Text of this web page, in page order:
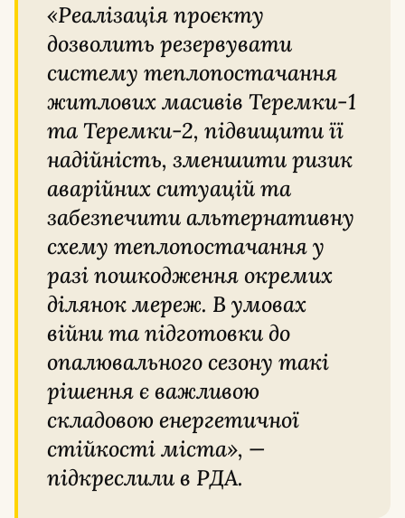
«Реалізація проєкту
дозволить резервувати
систему теплопостачання
житлових масивів Теремки-1
та Теремки-2, підвищити її
надійність, зменшити ризик
аварійних ситуацій та
забезпечити альтернативну
схему теплопостачання у
разі пошкодження окремих
ділянок мереж. В умовах
війни та підготовки до
опалювального сезону такі
рішення є важливою
складовою енергетичної
стійкості міста», —
підкреслили в РДА.